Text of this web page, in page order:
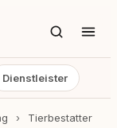
Dienstleister
›
Tierbestatter